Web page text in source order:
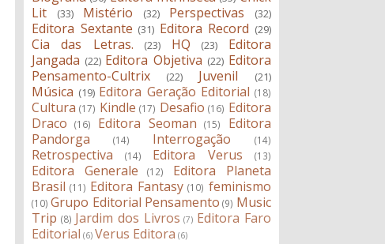
Lit
(33) Mistério (32) Perspectivas (32)
Editora Sextante (31) Editora Record (29)
Cia das Letras. (23) HQ (23)
Editora
Jangada (22) Editora Objetiva (22) Editora
Pensamento-Cultrix
(22) Juvenil (21)
Música (19) Editora Geração Editorial (18)
Cultura (17) Kindle (17) Desafio (16) Editora
Draco
(16) Editora Seoman (15)
Editora
Pandorga
(14) Interrogação (14)
Retrospectiva (14) Editora Verus (13)
Editora Generale (12)
Editora Planeta
Brasil (11) Editora Fantasy (10) feminismo
(10) Grupo Editorial Pensamento (9) Music
Trip (8) Jardim dos Livros (7) Editora Faro
Editorial (6) Verus Editora (6)